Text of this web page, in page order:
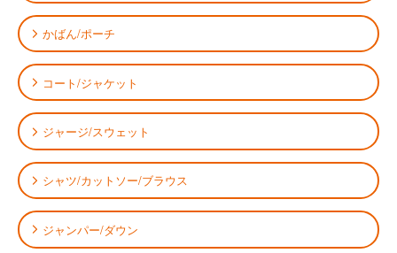
かばん/ポーチ
コート/ジャケット
ジャージ/スウェット
シャツ/カットソー/ブラウス
ジャンパー/ダウン